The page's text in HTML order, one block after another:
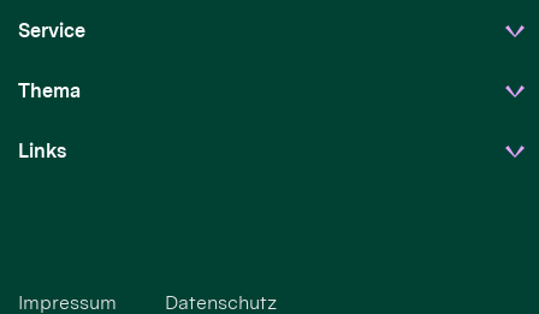
Service
Thema
Links
Impressum Datenschutz